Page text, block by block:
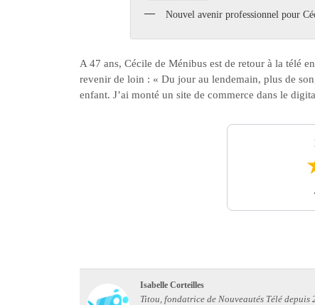
Nouvel avenir professionnel pour
A 47 ans, Cécile de Ménibus est de retour à la télé
revenir de loin : « Du jour au lendemain, plus de
enfant. J’ai monté un site de commerce dans le
Isabelle Corteilles
Titou, fondatrice de Nouveautés Télé